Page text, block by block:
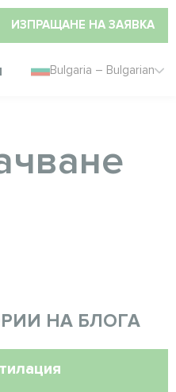
ИЗПРАЩАНЕ НА ЗАЯВКА
Bulgaria – Bulgarian
НА БЛОГА